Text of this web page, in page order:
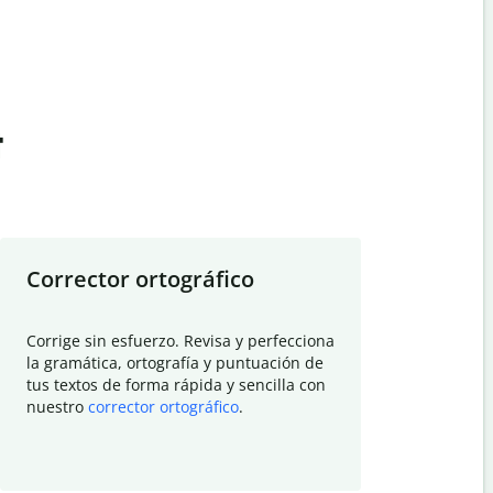
Corrector ortográfico
Corrige sin esfuerzo. Revisa y perfecciona
la gramática, ortografía y puntuación de
tus textos de forma rápida y sencilla con
nuestro corrector ortográfico.